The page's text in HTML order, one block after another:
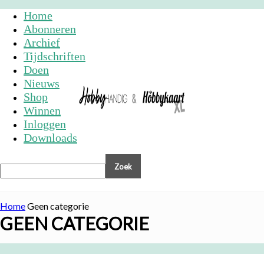
Home
Abonneren
Archief
Tijdschriften
Doen
Nieuws
Shop
Winnen
Inloggen
Downloads
HomeGeen categorie
GEEN CATEGORIE